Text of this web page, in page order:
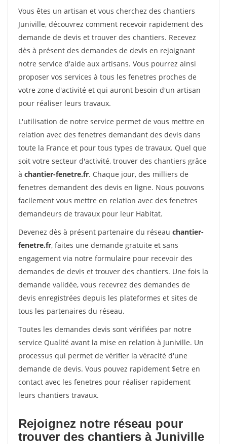
Vous êtes un artisan et vous cherchez des chantiers
Juniville, découvrez comment recevoir rapidement des
demande de devis et trouver des chantiers. Recevez
dès à présent des demandes de devis en rejoignant
notre service d'aide aux artisans. Vous pourrez ainsi
proposer vos services à tous les fenetres proches de
votre zone d'activité et qui auront besoin d'un artisan
pour réaliser leurs travaux.
L'utilisation de notre service permet de vous mettre en
relation avec des fenetres demandant des devis dans
toute la France et pour tous types de travaux. Quel que
soit votre secteur d'activité, trouver des chantiers grâce
à chantier-fenetre.fr. Chaque jour, des milliers de
fenetres demandent des devis en ligne. Nous pouvons
facilement vous mettre en relation avec des fenetres
demandeurs de travaux pour leur Habitat.
Devenez dès à présent partenaire du réseau chantier-
fenetre.fr, faites une demande gratuite et sans
engagement via notre formulaire pour recevoir des
demandes de devis et trouver des chantiers. Une fois la
demande validée, vous recevrez des demandes de
devis enregistrées depuis les plateformes et sites de
tous les partenaires du réseau.
Toutes les demandes devis sont vérifiées par notre
service Qualité avant la mise en relation à Juniville. Un
processus qui permet de vérifier la véracité d'une
demande de devis. Vous pouvez rapidement $etre en
contact avec les fenetres pour réaliser rapidement
leurs chantiers travaux.
Rejoignez notre réseau pour
trouver des chantiers à Juniville